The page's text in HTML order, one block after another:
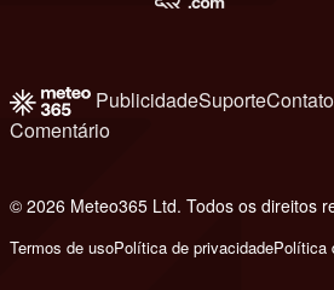
PublicidadeSuporteContato
Comentário
© 2026 Meteo365 Ltd. Todos os direitos
Termos de usoPolítica de privacidadePolítica